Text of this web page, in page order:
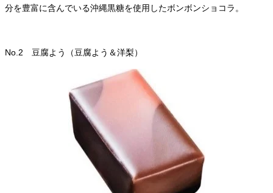
分を豊富に含んでいる沖縄黒糖を使用したボンボンショコラ。
No.2 豆腐よう（豆腐よう＆洋梨）